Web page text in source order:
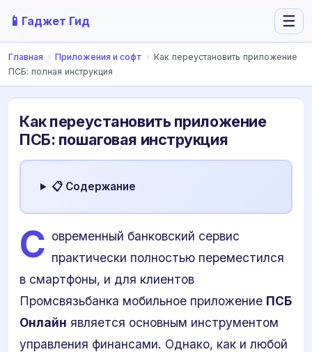
📱 Гаджет Гид ☰
Главная › Приложения и софт › Как переустановить приложение
ПСБ: полная инструкция
Как переустановить приложение
ПСБ: пошаговая инструкция
📋 Содержание
С овременный банковский сервис
практически полностью переместился
в смартфоны, и для клиентов
Промсвязьбанка мобильное приложение ПСБ
Онлайн является основным инструментом
управления финансами. Однако, как и любой